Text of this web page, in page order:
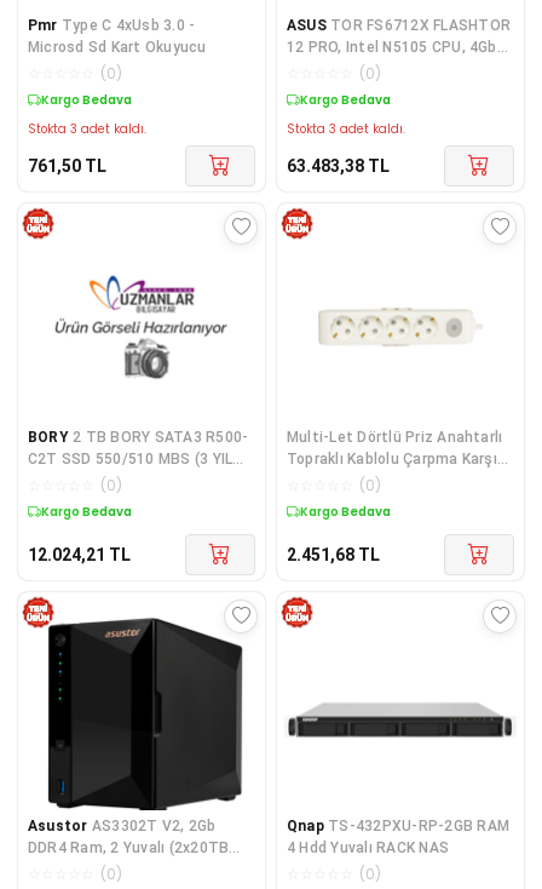
Pmr Type C 4xUsb 3.0 -
Microsd Sd Kart Okuyucu
(0)
Kargo Bedava
Stokta 3 adet kaldı.
761,50 TL
ASUS TOR FS6712X FLASHTOR
12 PRO, Intel N5105 CPU, 4Gb
DDR4 Ram, (12x8TB) M.2 NVMe
2xUSB 3.2, 2xUSB 2.0, Tower
NAS (Yedekleme)
(0)
Kargo Bedava
Stokta 3 adet kaldı.
63.483,38 TL
BORY 2 TB BORY SATA3 R500-
C2T SSD 550/510 MBS (3 YIL
GARANTİLİ)
(0)
Kargo Bedava
12.024,21 TL
Multi-Let Dörtlü Priz Anahtarlı
Topraklı Kablolu Çarpma Karşıtı
Çocuk Korumalı 2 Mt
(0)
Kargo Bedava
2.451,68 TL
Asustor AS3302T V2, 2Gb
DDR4 Ram, 2 Yuvalı (2x20TB
Destek), 1x2.5GbE Network,
(0)
Qnap TS-432PXU-RP-2GB RAM
4 Hdd Yuvalı RACK NAS
(0)